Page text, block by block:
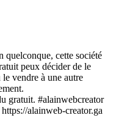
quelconque, cette société
peux décider de le
vendre à une autre
gratuit. #alainwebcreator
alainweb-creator.ga